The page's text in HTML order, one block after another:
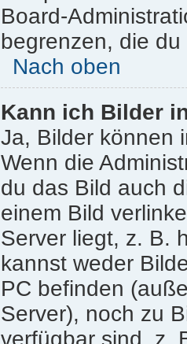
Board-
begrenzen, die
Nach oben
Kann ich Bilder
Ja, Bilder können
Wenn die
du das Bild auch
einem Bild
Server liegt, z. B.
kannst weder
PC befinden
Server), noch zu
verfügbar sind, z.